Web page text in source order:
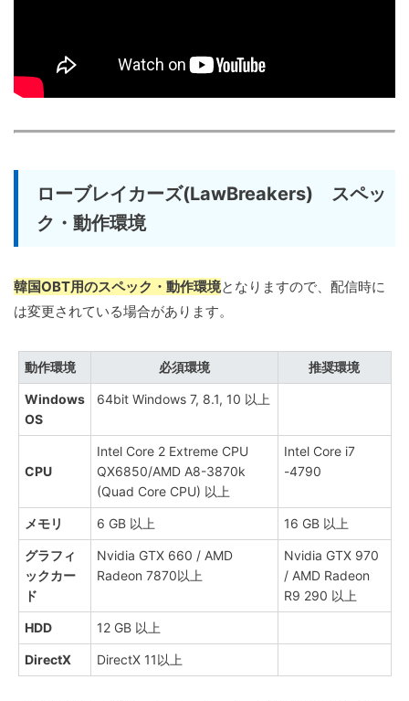
ローブレイカーズ(LawBreakers) スペッ
ク・動作環境
韓国OBT用のスペック・動作環境となりますので、配信時に
は変更されている場合があります。
動作環境 必須環境 推奨環境
Windows
OS
64bit Windows 7, 8.1, 10 以上
CPU
Intel Core 2 Extreme CPU
QX6850/AMD A8-3870k
(Quad Core CPU) 以上
Intel Core i7
-4790
メモリ 6 GB 以上 16 GB 以上
グラフィ
ックカー
ド
Nvidia GTX 660 / AMD
Radeon 7870以上
Nvidia GTX 970
/ AMD Radeon
R9 290 以上
HDD 12 GB 以上
DirectX DirectX 11以上